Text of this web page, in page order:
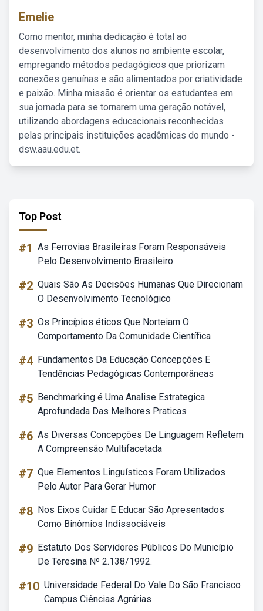
Emelie
Como mentor, minha dedicação é total ao
desenvolvimento dos alunos no ambiente escolar,
empregando métodos pedagógicos que priorizam
conexões genuínas e são alimentados por criatividade
e paixão. Minha missão é orientar os estudantes em
sua jornada para se tornarem uma geração notável,
utilizando abordagens educacionais reconhecidas
pelas principais instituições acadêmicas do mundo -
dsw.aau.edu.et.
Top Post
#1 As Ferrovias Brasileiras Foram Responsáveis
Pelo Desenvolvimento Brasileiro
#2 Quais São As Decisões Humanas Que Direcionam
O Desenvolvimento Tecnológico
#3 Os Princípios éticos Que Norteiam O
Comportamento Da Comunidade Científica
#4 Fundamentos Da Educação Concepções E
Tendências Pedagógicas Contemporâneas
#5 Benchmarking é Uma Analise Estrategica
Aprofundada Das Melhores Praticas
#6 As Diversas Concepções De Linguagem Refletem
A Compreensão Multifacetada
#7 Que Elementos Linguísticos Foram Utilizados
Pelo Autor Para Gerar Humor
#8 Nos Eixos Cuidar E Educar São Apresentados
Como Binômios Indissociáveis
#9 Estatuto Dos Servidores Públicos Do Município
De Teresina Nº 2.138/1992.
#10 Universidade Federal Do Vale Do São Francisco
Campus Ciências Agrárias